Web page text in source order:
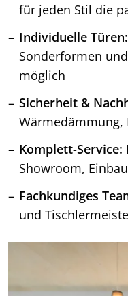
für jeden Stil die
Individuelle Türen:
Sonderformen
möglich
Sicherheit &
Wärmedämmung,
Komplett-Service:
Showroom, Einbau
Fachkundiges
und